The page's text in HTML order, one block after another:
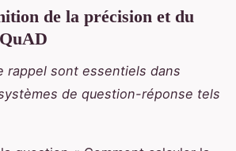
de la précision et du
rappel sont essentiels dans
de question-réponse tels